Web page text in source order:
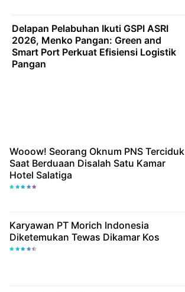
Delapan Pelabuhan Ikuti GSPI ASRI
2026, Menko Pangan: Green and
Smart Port Perkuat Efisiensi Logistik
Pangan
Wooow! Seorang Oknum PNS Terciduk
Saat Berduaan Disalah Satu Kamar
Hotel Salatiga
Karyawan PT Morich Indonesia
Diketemukan Tewas Dikamar Kos